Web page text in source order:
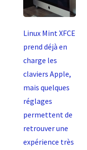
Linux Mint XFCE
prend déjà en
charge les
claviers Apple,
mais quelques
réglages
permettent de
retrouver une
expérience très